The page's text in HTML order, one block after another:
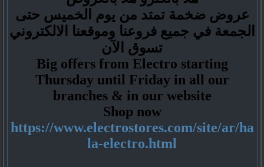
عروض ضخمة تمتد من يوم الخميس حتى
الجمعة في جميع فروعنا وموقعنا الالكتروني
تسوق الآن
Big offers from Electro starting
Thursday until Friday in all our
branches & in our website
Shop now
https://www.electrostores.com/site/ar/ha
la-electro.html